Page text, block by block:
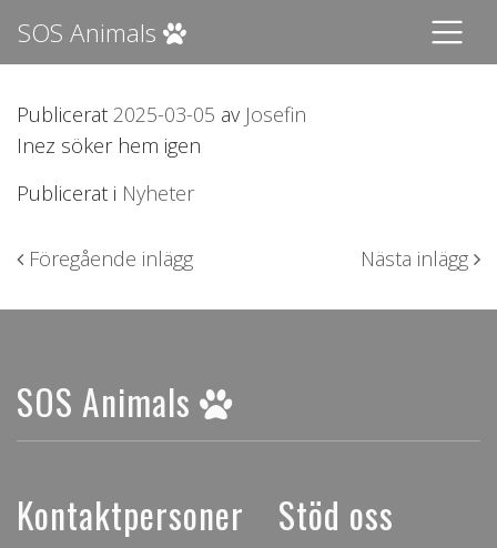
SOS Animals
Publicerat 2025-03-05 av Josefin
Inez söker hem igen
Publicerat i Nyheter
Inläggsnavigering
Föregående inlägg Nästa inlägg
SOS Animals
Kontaktpersoner Stöd oss